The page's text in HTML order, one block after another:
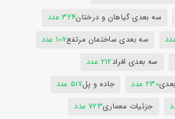
سه بعدی گیاهان و درختان324 عدد
سه بعدی ساختمان مرتفع107 عدد
سه بعدی افراد212 عدد
230 عدد جاده و پل517 عدد
جزئیات معماری723 عدد